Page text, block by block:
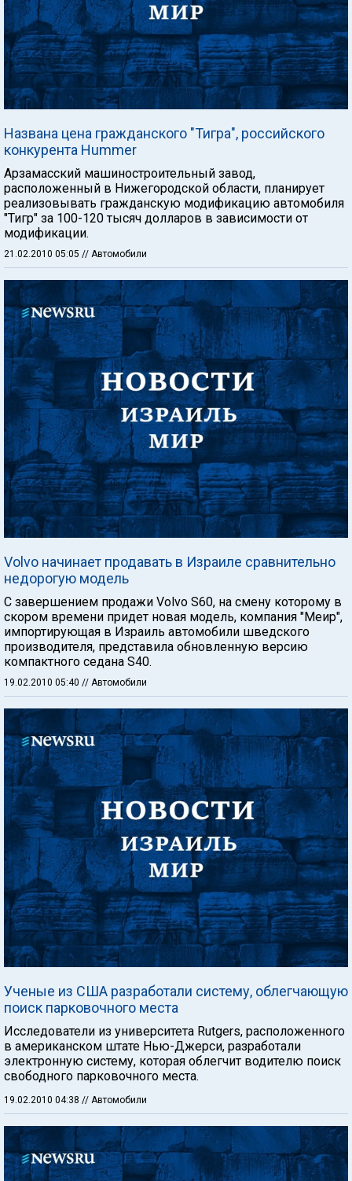
Названа цена гражданского "Тигра", российского
конкурента Hummer
Арзамасский машиностроительный завод,
расположенный в Нижегородской области, планирует
реализовывать гражданскую модификацию автомобиля
"Тигр" за 100-120 тысяч долларов в зависимости от
модификации.
21.02.2010 05:05 // Автомобили
Volvo начинает продавать в Израиле сравнительно
недорогую модель
С завершением продажи Volvo S60, на смену которому в
скором времени придет новая модель, компания "Меир",
импортирующая в Израиль автомобили шведского
производителя, представила обновленную версию
компактного седана S40.
19.02.2010 05:40 // Автомобили
Ученые из США разработали систему, облегчающую
поиск парковочного места
Исследователи из университета Rutgers, расположенного
в американском штате Нью-Джерси, разработали
электронную систему, которая облегчит водителю поиск
свободного парковочного места.
19.02.2010 04:38 // Автомобили